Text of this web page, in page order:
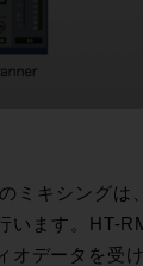
ミキシングは
います。HT-
オデータを受